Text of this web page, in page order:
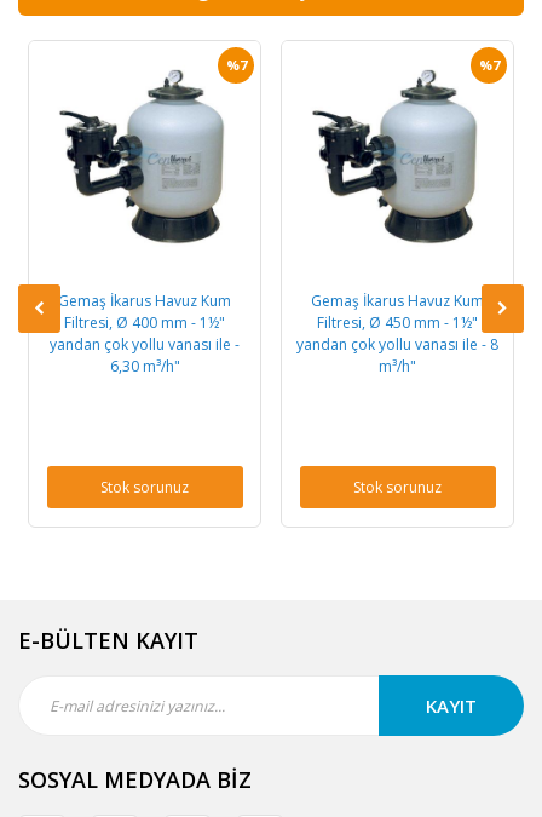
%7
Gemaş İkarus Havuz Kum
Filtresi, Ø 400 mm - 1½"
yandan çok yollu vanası ile -
6,30 m³/h"
Stok sorunuz
%7
Gemaş İkarus Havuz Kum
Filtresi, Ø 450 mm - 1½"
yandan çok yollu vanası ile - 8
m³/h"
Stok sorunuz
E-BÜLTEN KAYIT
KAYIT
SOSYAL MEDYADA BİZ